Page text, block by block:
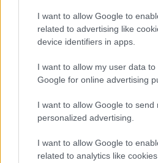
I want to allow Google to
related to advertising like
device identifiers in apps.
I want to allow my user data
Google for online advertising
I want to allow Google to send
personalized advertising.
I want to allow Google to
related to analytics like
NEWS